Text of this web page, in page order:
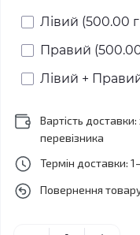
Лівий (500.00
Правий
Лівий +
Вартість
перевізника
Термін доставки:
Повернення